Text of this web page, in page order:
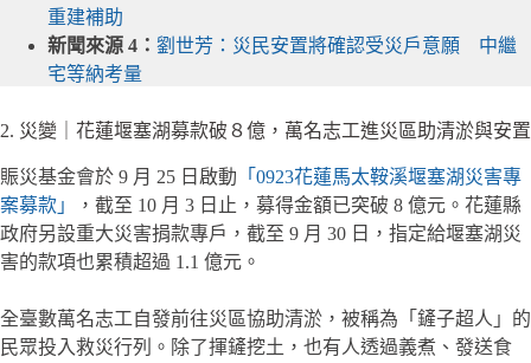
重建補助
新聞來源 4： 劉世芳：災民安置將確認受災戶意願 中繼
宅等納考量
2. 災變｜花蓮堰塞湖募款破８億，萬名志工進災區助清淤與安置
賑災基金會於 9 月 25 日啟動 「0923花蓮馬太鞍溪堰塞湖災害專
案募款」
，截至 10 月 3 日止，募得金額已突破 8 億元。花蓮縣
政府另設重大災害捐款專戶，截至 9 月 30 日，指定給堰塞湖災
害的款項也累積超過 1.1 億元。
全臺數萬名志工自發前往災區協助清淤，被稱為「鏟子超人」的
民眾投入救災行列。除了揮鏟挖土，也有人透過義煮、發送食